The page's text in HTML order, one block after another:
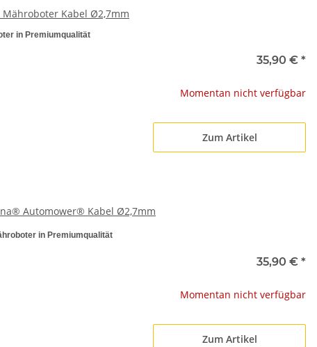
Kabel Ø2,7mm
in Premiumqualität
35,90 € *
Momentan nicht verfügbar
Zum Artikel
Automower® Kabel Ø2,7mm
in Premiumqualität
35,90 € *
Momentan nicht verfügbar
Zum Artikel